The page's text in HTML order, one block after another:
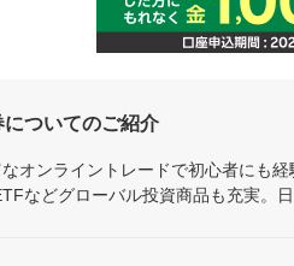
ついてのご紹介
オンライントレードで初心者にも
などグローバル投資商品も充実。